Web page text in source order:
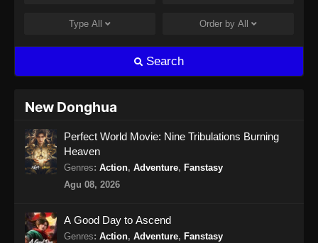
Subtitle Indonesia - Agustus 18, 2024
Supreme Sword God Episode 42 Subtitle
Indonesia
Subtitle Indonesia - Agustus 18, 2024
Type All Order by All
Search
New Donghua
Perfect World Movie: Nine Tribulations Burning
Heaven
Genres: Action, Adventure, Fanstasy
Agu 08, 2026
A Good Day to Ascend
Genres: Action, Adventure, Fanstasy